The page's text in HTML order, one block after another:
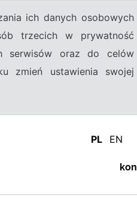
ich danych osobowych
trzecich w prywatność
serwisów oraz do celów
zmień ustawienia swojej
PL EN